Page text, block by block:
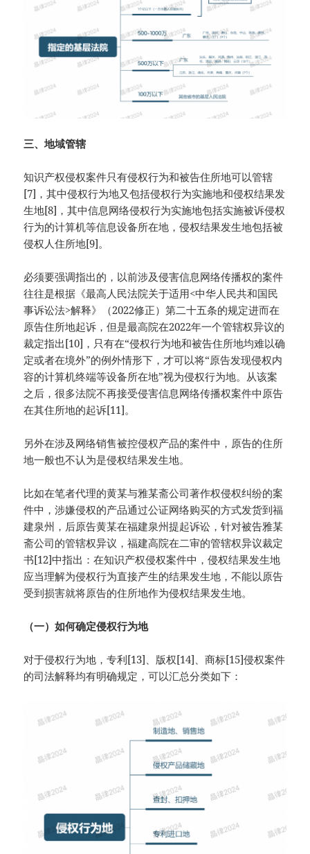
三、地域管辖
知识产权侵权案件只有侵权行为和被告住所地可以管辖
[7]，其中侵权行为地又包括侵权行为实施地和侵权结果发
生地[8]，其中信息网络侵权行为实施地包括实施被诉侵权
行为的计算机等信息设备所在地，侵权结果发生地包括被
侵权人住所地[9]。
必须要强调指出的，以前涉及侵害信息网络传播权的案件
往往是根据《最高人民法院关于适用<中华人民共和国民
事诉讼法>解释》（2022修正）第二十五条的规定进而在
原告住所地起诉，但是最高院在2022年一个管辖权异议的
裁定指出[10]，只有在“侵权行为地和被告住所地均难以确
定或者在境外”的例外情形下，才可以将“原告发现侵权内
容的计算机终端等设备所在地”视为侵权行为地。从该案
之后，很多法院不再接受侵害信息网络传播权案件中原告
在其住所地的起诉[11]。
另外在涉及网络销售被控侵权产品的案件中，原告的住所
地一般也不认为是侵权结果发生地。
比如在笔者代理的黄某与雅某斋公司著作权侵权纠纷的案
件中，涉嫌侵权的产品通过公证网络购买的方式发货到福
建泉州，后原告黄某在福建泉州提起诉讼，针对被告雅某
斋公司的管辖权异议，福建高院在二审的管辖权异议裁定
书[12]中指出：在知识产权侵权案件中，侵权结果发生地
应当理解为侵权行为直接产生的结果发生地，不能以原告
受到损害就将原告的住所地作为侵权结果发生地。
（一）如何确定侵权行为地
对于侵权行为地，专利[13]、版权[14]、商标[15]侵权案件
的司法解释均有明确规定，可以汇总分类如下：